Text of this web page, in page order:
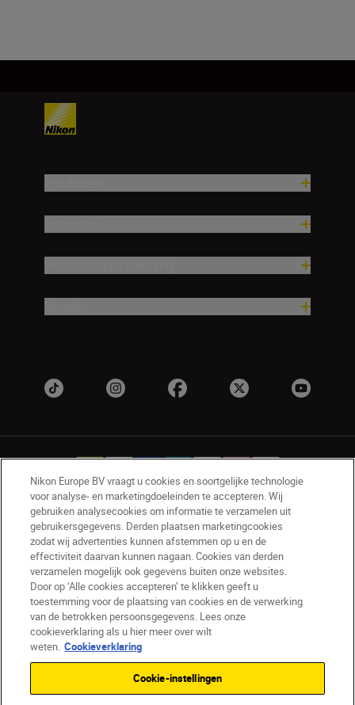
NL Nikon Sites
Contact opnemen
Privacyverklaring
Gebruiksvoorwaarden
Nikon Store - Algemene voorwaarden
Cookieverklaring
Toegankelijkheid
Cookie-instellingen
© 2026 Nikon
SKIP
Nikon Europe BV vraagt u cookies en soortgelijke technologie
voor analyse- en marketingdoeleinden te accepteren. Wij
gebruiken analysecookies om informatie te verzamelen uit
gebruikersgegevens. Derden plaatsen marketingcookies
zodat wij advertenties kunnen afstemmen op u en de
effectiviteit daarvan kunnen nagaan. Cookies van derden
verzamelen mogelijk ook gegevens buiten onze websites.
Door op ‘Alle cookies accepteren’ te klikken geeft u
toestemming voor de plaatsing van cookies en de verwerking
van de betrokken persoonsgegevens. Lees onze
cookieverklaring als u hier meer over wilt
weten. Cookieverklaring
Cookie-instellingen